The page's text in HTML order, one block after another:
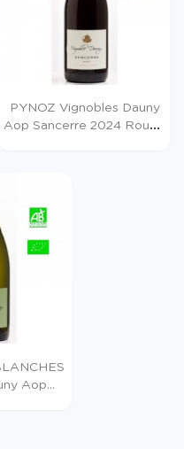
PYNOZ Vignobles Dauny
Aop Sancerre 2024 Rouge
Aop...